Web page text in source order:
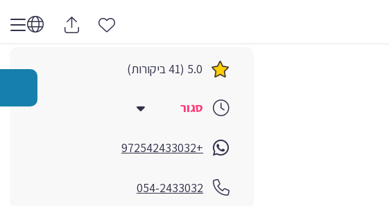
5.0 (41 ביקורות)
סגור
+972542433032
054-2433032